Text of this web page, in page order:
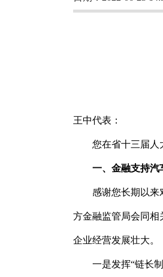
王中代表：
您在省十三届人
一、金融支持汽
感谢您长期以来
方金融监管局会同相
企业经营发展壮大。
一是发挥“链长